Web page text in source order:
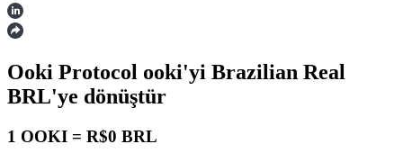
Ooki Protocol ooki'yi Brazilian Real
BRL'ye dönüştür
1 OOKI = R$0 BRL